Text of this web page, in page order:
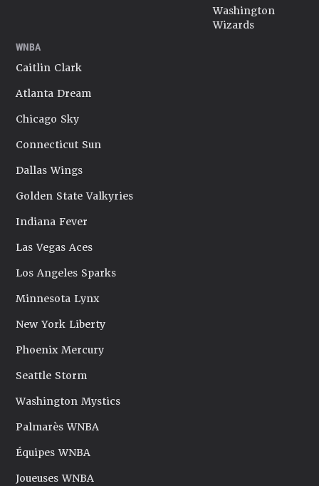
Washington
Wizards
WNBA
Caitlin Clark
Atlanta Dream
Chicago Sky
Connecticut Sun
Dallas Wings
Golden State Valkyries
Indiana Fever
Las Vegas Aces
Los Angeles Sparks
Minnesota Lynx
New York Liberty
Phoenix Mercury
Seattle Storm
Washington Mystics
Palmarès WNBA
Équipes WNBA
Joueuses WNBA